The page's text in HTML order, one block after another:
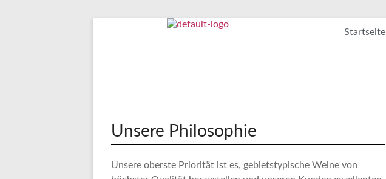
Startseite
Unsere Philosophie
Unsere oberste Priorität ist es, gebietstypische Weine von